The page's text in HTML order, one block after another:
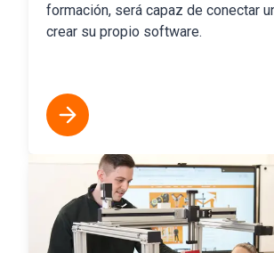
formación, será capaz de conectar
crear su propio software.